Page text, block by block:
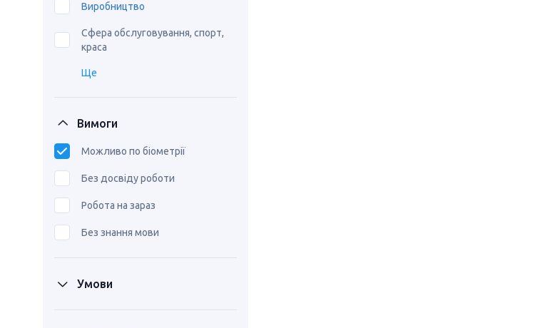
Виробництво
Сфера обслуговування, спорт,
краса
Ще
Вимоги
Можливо по біометрії
Без досвіду роботи
Робота на зараз
Без знання мови
Умови